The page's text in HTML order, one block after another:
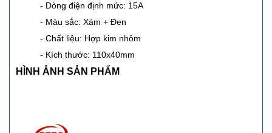
- Dòng điện định mức: 15A
- Màu sắc: Xám + Đen
- Chất liệu: Hợp kim nhôm
- Kích thước: 110x40mm
HÌNH ẢNH SẢN PHẨM